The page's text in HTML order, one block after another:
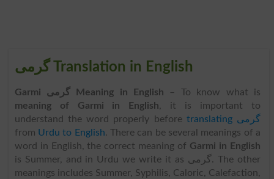
گرمی Translation in English
Garmi گرمی Meaning in English – To know what is
meaning of Garmi in English, it is important to
understand the word properly before
translating گرمی
from Urdu to English. There can be several meanings of a
word in English, the correct meaning of Garmi in English
is Summer, and in Urdu we write it as گرمی. The other
meanings includes Summer, Syphilis, Caloric, Calefaction,